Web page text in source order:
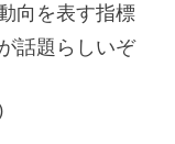
向を表す指標
話題らしいぞ